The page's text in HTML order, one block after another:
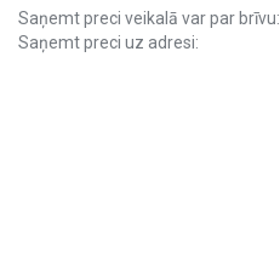
Saņemt preci veikalā var par brīvu:
Saņemt preci uz adresi: